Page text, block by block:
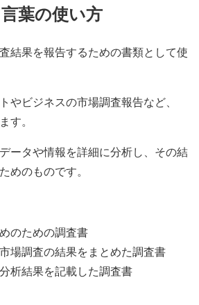
葉の使い方
結果を報告するための書類として使
やビジネスの市場調査報告など、
す。
ータや情報を詳細に分析し、その結
めのものです。
のための調査書
場調査の結果をまとめた調査書
析結果を記載した調査書